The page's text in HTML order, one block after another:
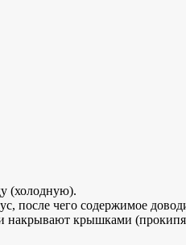
(холодную).
после чего содержимое
и накрывают крышками